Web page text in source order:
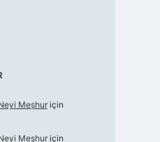
Meşhuriçin
Meşhuriçin